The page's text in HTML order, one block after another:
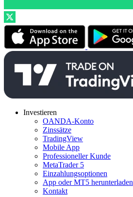
Investieren
OANDA-Konto
Zinssätze
TradingView
Mobile App
Professioneller Kunde
MetaTrader 5
Einzahlungsoptionen
App oder MT5 herunterladen
Kontakt